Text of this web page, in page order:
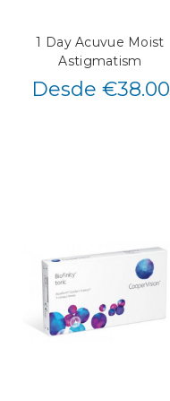
1 Day Acuvue Moist
Astigmatism
Desde €38.00